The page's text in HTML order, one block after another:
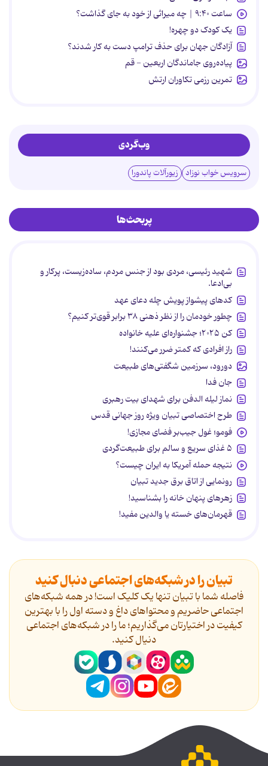
ساعت ۹:۴۰ | چه میراثی از خود به جای گذاشت؟
یک کودک دو چهره!
آزادگان جهان برای حذف ترامپ دست به کار شدند؟
پیاده‌روی جاماندگان اربعین - قم
تمرین رزمی تکاوران ارتش
وب‌گردی
سرویس خواب نوزاد زیورآلات پاندورا
پربحث‌ها
شهید رئیسی، مردی بود از جنس مردم، ساده‌زیست، پرکار و
بی‌ادعا.
کدهای پیشواز پویش چله دعای عهد
چطور خودمان را از نظر ذهنی ۳۸ برابر قوی‌تر کنیم؟
کن ۲۰۲۵؛ جشنواره‌ای علیه خانواده
راز افرادی که کمتر ضرر می‌کنند!
دورود، سرزمین شگفتی‌های طبیعت
جان فدا
نماز لیله الدفن برای شهدای بیت رهبری
طرح اختصاصی تبیان ویژه روز جهانی قدس
فومو؛ غول جیب‌بر فضای مجازی!
۵ غذای سریع و سالم برای طبیعت‌گردی
نتیجه حمله آمریکا به ایران چیست؟
رونمایی از اتاق برق جدید تبیان
زهرهای پنهان خانه را بشناسید!
قهرمان‌های خسته یا والدین مفید!
تبیان را در شبکه‌های اجتماعی دنبال کنید
فاصله شما با تبیان تنها یک کلیک است! در همه شبکه‌های
اجتماعی حاضریم و محتواهای داغ و دسته اول را با بهترین
کیفیت در اختیارتان می‌گذاریم؛ ما را در شبکه‌های اجتماعی
دنیال کنید.